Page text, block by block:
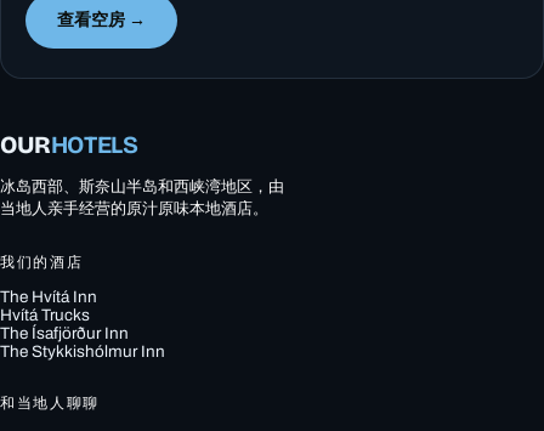
查看空房 →
OURHOTELS
冰岛西部、斯奈山半岛和西峡湾地区，由
当地人亲手经营的原汁原味本地酒店。
我们的酒店
The Hvítá Inn
Hvítá Trucks
The Ísafjörður Inn
The Stykkishólmur Inn
和当地人聊聊